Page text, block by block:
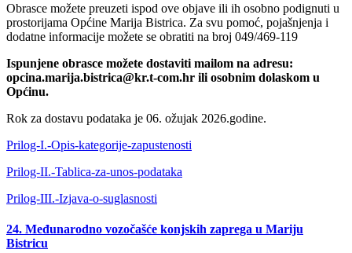
Obrasce možete preuzeti ispod ove objave ili ih osobno podignuti u
prostorijama Općine Marija Bistrica. Za svu pomoć, pojašnjenja i
dodatne informacije možete se obratiti na broj 049/469-119
Ispunjene obrasce možete dostaviti mailom na adresu:
opcina.marija.bistrica@kr.t-com.hr ili osobnim dolaskom u
Općinu.
Rok za dostavu podataka je 06. ožujak 2026.godine.
Prilog-I.-Opis-kategorije-zapustenosti
Prilog-II.-Tablica-za-unos-podataka
Prilog-III.-Izjava-o-suglasnosti
24. Međunarodno vozočašće konjskih zaprega u Mariju
Bistricu